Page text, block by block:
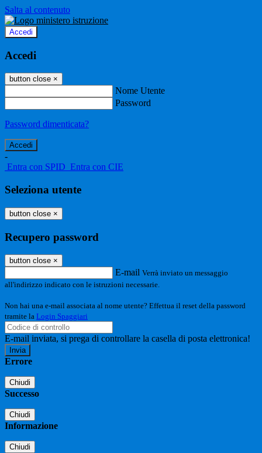
Salta al contenuto
Accedi
Accedi
button close ×
Nome Utente
Password
Password dimenticata?
-
Entra con SPID Entra con CIE
Seleziona utente
button close ×
Recupero password
button close ×
E-mail Verrà inviato un messaggio
all'indirizzo indicato con le istruzioni necessarie.
Non hai una e-mail associata al nome utente? Effettua il reset della password
tramite la Login Spaggiari
E-mail inviata, si prega di controllare la casella di posta elettronica!
Errore
Chiudi
Successo
Chiudi
Informazione
Chiudi